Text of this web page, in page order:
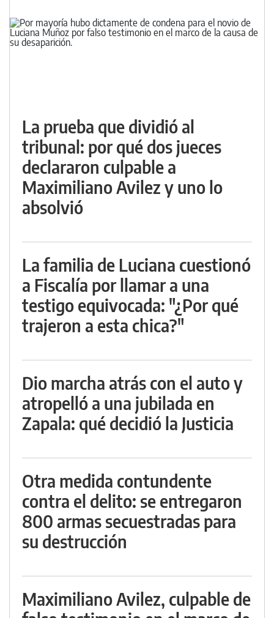
La prueba que dividió al
tribunal: por qué dos jueces
declararon culpable a
Maximiliano Avilez y uno lo
absolvió
La familia de Luciana cuestionó
a Fiscalía por llamar a una
testigo equivocada: "¿Por qué
trajeron a esta chica?"
Dio marcha atrás con el auto y
atropelló a una jubilada en
Zapala: qué decidió la Justicia
Otra medida contundente
contra el delito: se entregaron
800 armas secuestradas para
su destrucción
Maximiliano Avilez, culpable de